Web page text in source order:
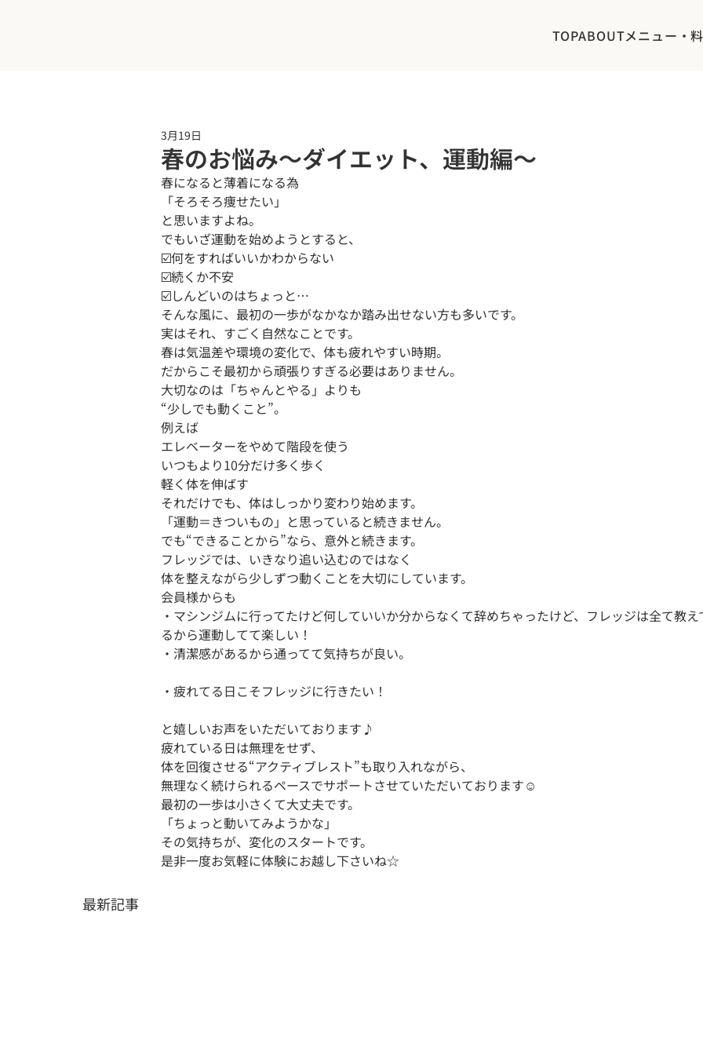
TOPABOUTメニュー・
春のお悩み〜ダイエット、運動編〜
3月19日
春になると薄着になる為
「そろそろ痩せたい」
と思いますよね。
でもいざ運動を始めようとすると、
☑️何をすればいいかわからない
☑️続くか不安
☑️しんどいのはちょっと…
そんな風に、最初の一歩がなかなか踏み出せない方も多いです。
実はそれ、すごく自然なことです。
春は気温差や環境の変化で、体も疲れやすい時期。
だからこそ最初から頑張りすぎる必要はありません。
大切なのは「ちゃんとやる」よりも
“少しでも動くこと”。
例えば
エレベーターをやめて階段を使う
いつもより10分だけ多く歩く
軽く体を伸ばす
それだけでも、体はしっかり変わり始めます。
「運動＝きついもの」と思っていると続きません。
でも“できることから”なら、意外と続きます。
フレッジでは、いきなり追い込むのではなく
体を整えながら少しずつ動くことを大切にしています。
会員様からも
・マシンジムに行ってたけど何していいか分からなくて辞めちゃったけど、フレッジは全て教え
るから運動してて楽しい！
・清潔感があるから通ってて気持ちが良い。
・疲れてる日こそフレッジに行きたい！
と嬉しいお声をいただいております♪
疲れている日は無理をせず、
体を回復させる“アクティブレスト”も取り入れながら、
無理なく続けられるペースでサポートさせていただいております☺️
最初の一歩は小さくて大丈夫です。
「ちょっと動いてみようかな」
その気持ちが、変化のスタートです。
是非一度お気軽に体験にお越し下さいね☆
最新記事